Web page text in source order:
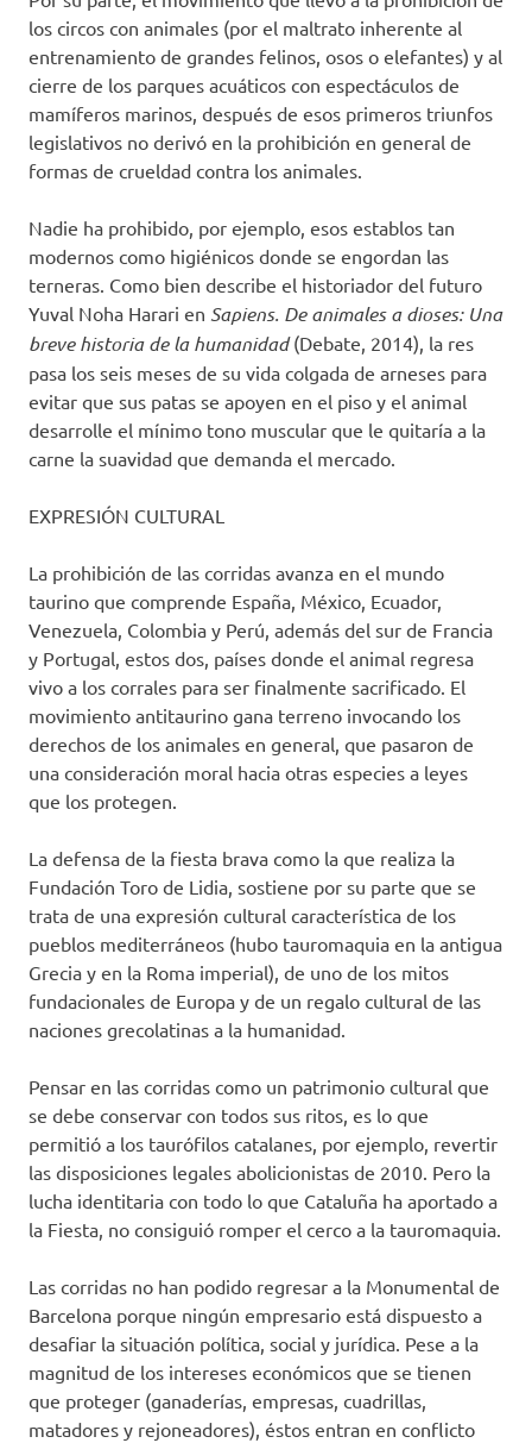
los circos con animales (por el maltrato inherente al
entrenamiento de grandes felinos, osos o elefantes) y al
cierre de los parques acuáticos con espectáculos de
mamíferos marinos, después de esos primeros triunfos
legislativos no derivó en la prohibición en general de
formas de crueldad contra los animales.
Nadie ha prohibido, por ejemplo, esos establos tan
modernos como higiénicos donde se engordan las
terneras. Como bien describe el historiador del futuro
Yuval Noha Harari en Sapiens. De animales a dioses: Una
breve historia de la humanidad(Debate, 2014), la res
pasa los seis meses de su vida colgada de arneses para
evitar que sus patas se apoyen en el piso y el animal
desarrolle el mínimo tono muscular que le quitaría a la
carne la suavidad que demanda el mercado.
EXPRESIÓN CULTURAL
La prohibición de las corridas avanza en el mundo
taurino que comprende España, México, Ecuador,
Venezuela, Colombia y Perú, además del sur de Francia
y Portugal, estos dos, países donde el animal regresa
vivo a los corrales para ser finalmente sacrificado. El
movimiento antitaurino gana terreno invocando los
derechos de los animales en general, que pasaron de
una consideración moral hacia otras especies a leyes
que los protegen.
La defensa de la fiesta brava como la que realiza la
Fundación Toro de Lidia, sostiene por su parte que se
trata de una expresión cultural característica de los
pueblos mediterráneos (hubo tauromaquia en la antigua
Grecia y en la Roma imperial), de uno de los mitos
fundacionales de Europa y de un regalo cultural de las
naciones grecolatinas a la humanidad.
Pensar en las corridas como un patrimonio cultural que
se debe conservar con todos sus ritos, es lo que
permitió a los taurófilos catalanes, por ejemplo, revertir
las disposiciones legales abolicionistas de 2010. Pero la
lucha identitaria con todo lo que Cataluña ha aportado a
la Fiesta, no consiguió romper el cerco a la tauromaquia.
Las corridas no han podido regresar a la Monumental de
Barcelona porque ningún empresario está dispuesto a
desafiar la situación política, social y jurídica. Pese a la
magnitud de los intereses económicos que se tienen
que proteger (ganaderías, empresas, cuadrillas,
matadores y rejoneadores), éstos entran en conflicto